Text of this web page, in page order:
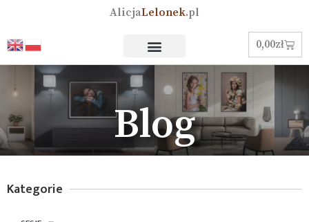
AlicjaLelonek.pl
0,00zł
Blog
Kategorie